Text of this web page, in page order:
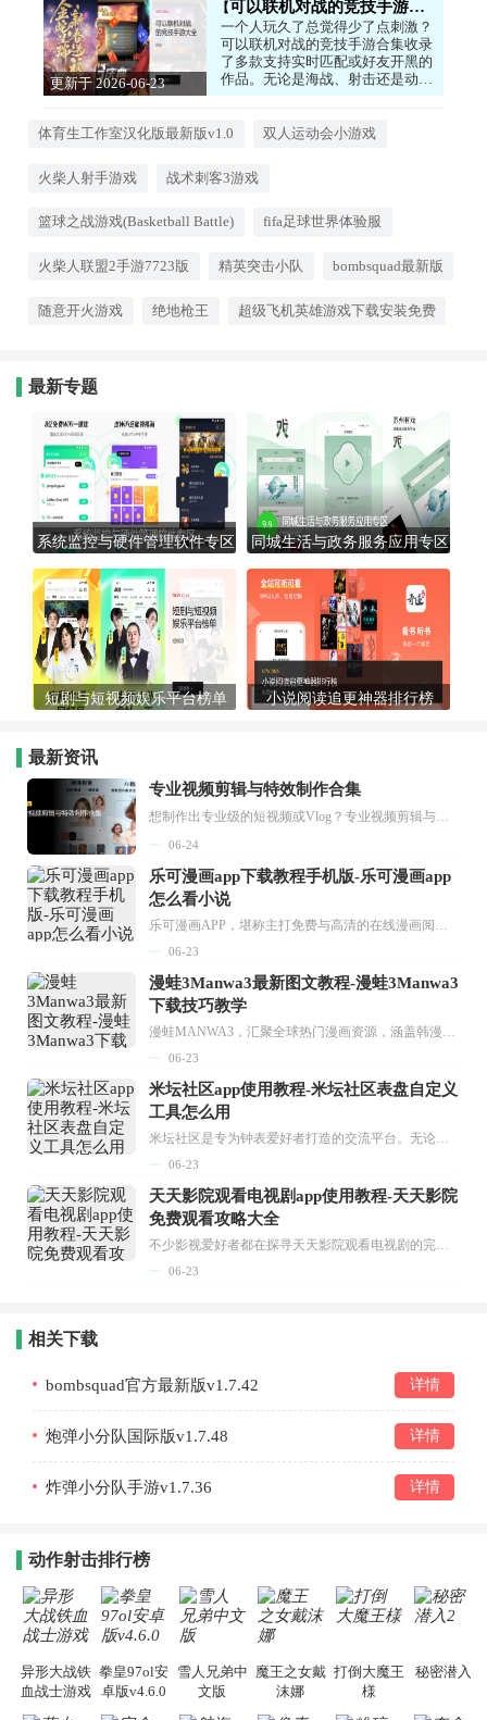
更新于 2026-06-23
可以联机对战的竞技手游大全
一个人玩久了总觉得少了点刺激？
可以联机对战的竞技手游合集收录
了多款支持实时匹配或好友开黑的
作品。无论是海战、射击还是动作
格斗，都能让你与真人玩家一较高
和策略，每一局都是全新的挑战。
体育生工作室汉化版最新版v1.0 双人运动会小游戏
火柴人射手游戏 战术刺客3游戏
篮球之战游戏(Basketball Battle) fifa足球世界体验服
火柴人联盟2手游7723版 精英突击小队 bombsquad最新版
随意开火游戏 绝地枪王 超级飞机英雄游戏下载安装免费
最新专题
系统监控与硬件管理软件专区 同城生活与政务服务应用专区
短剧与短视频娱乐平台榜单 小说阅读追更神器排行榜
最新资讯
专业视频剪辑与特效制作合集
想制作出专业级的短视频或Vlog？专业视频剪辑与特效制作大全专题为你提供了从剪辑、抠像到特效包装的全套解决方案。无论是添加炫酷的片头、进行精准的视频抠图，还是制...
06-24
乐可漫画app下载教程手机版-乐可漫画app
怎么看小说
乐可漫画APP，堪称主打免费与高清的在线漫画阅读神器。其官方版提供海量完整版漫画资源，无论是国内漫画，还是日漫、韩漫、台漫、美漫等国外漫画，应有尽有，随时供你阅读。只需轻点一下，便能直接进入阅读界面。不仅如此，乐可漫画最新版本更新速度极快，在这里，你总能抢先看到全网一手漫画章节内容！...
06-23
漫蛙3Manwa3最新图文教程-漫蛙3Manwa3
下载技巧教学
漫蛙MANWA3，汇聚全球热门漫画资源，涵盖韩漫、欧美漫画、国漫等多种类型，题材丰富多样，全方位满足用户阅读喜好。它不仅是阅读平台，更是创作平台，为广大用户打造零门槛创作环境。...
06-23
米坛社区app使用教程-米坛社区表盘自定义
工具怎么用
米坛社区是专为钟表爱好者打造的交流平台。无论你是初涉钟表领域的普通爱好者，还是拥有多年收藏经验的资深玩家，都能在此找到属于自己的天地。 无需注册，就能轻松参与其中。通过专业的讨论论坛与丰富的交互功能，你可与世界各地的钟表爱好者畅快交流。若你钟情于钟表，米坛社区无疑是值得一试的理想之选。在这里，你能获取最新的手表资讯，交流见解，提升鉴赏品味，让每一块手表都成为收藏故事中重要的一部分。感兴趣的朋友，不要错过下载机会。...
06-23
天天影院观看电视剧app使用教程-天天影院
免费观看攻略大全
不少影视爱好者都在探寻天天影院观看电视剧的完整方法，结合最新平台使用规则，本篇新手入门攻略全面讲解观看渠道、检索流程、播放设置以及画面模式调整等实用内容。全文适配手机、电脑等主流设备，步骤简洁易懂，无论是初次使用的新手，还是想要优化观影体验的用户，都能参照内容快速上手，熟练掌握平台各项操作技巧，轻松畅享影视内容。...
06-23
相关下载
bombsquad官方最新版v1.7.42 详情
炮弹小分队国际版v1.7.48 详情
炸弹小分队手游v1.7.36 详情
动作射击排行榜
异形大战铁
血战士游戏
拳皇97ol安
卓版v4.6.0
雪人兄弟中
文版
魔王之女戴
沫娜
打倒大魔王
様
秘密潜入2